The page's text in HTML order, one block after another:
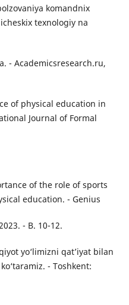
komandnix
texnologiy na
- Academicsresearch.ru,
of physical education in
Journal of Formal
of the role of sports
education. - Genius
- B. 10-12.
yo‘limizni qat’iyat bilan
- Toshkent: